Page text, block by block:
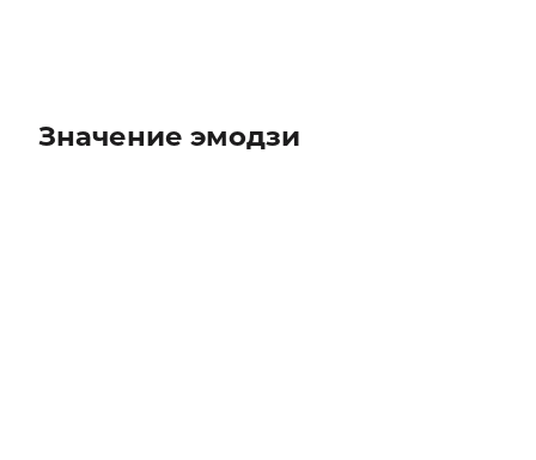
Значение эмодзи